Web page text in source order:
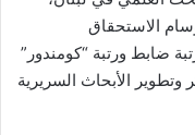
الاستحقاق
ضابط ورتبة “كومندور”
وتطوير الأبحاث السريرية